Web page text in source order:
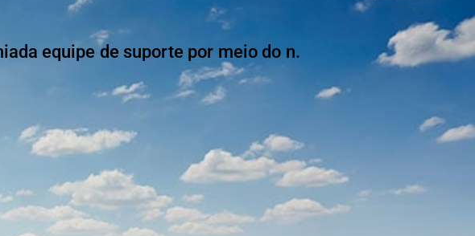
equipe de suporte por meio do n.